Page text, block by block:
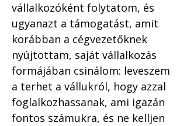
vállalkozóként folytatom, és
ugyanazt a támogatást, amit
korábban a cégvezetőknek
nyújtottam, saját vállalkozás
formájában csinálom: leveszem
a terhet a vállukról, hogy azzal
foglalkozhassanak, ami igazán
fontos számukra, és ne kelljen